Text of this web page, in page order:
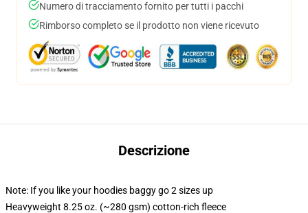
Numero di tracciamento fornito per tutti i pacchi
Rimborso completo se il prodotto non viene ricevuto
Descrizione
Note: If you like your hoodies baggy go 2 sizes up
Heavyweight 8.25 oz. (~280 gsm) cotton-rich fleece